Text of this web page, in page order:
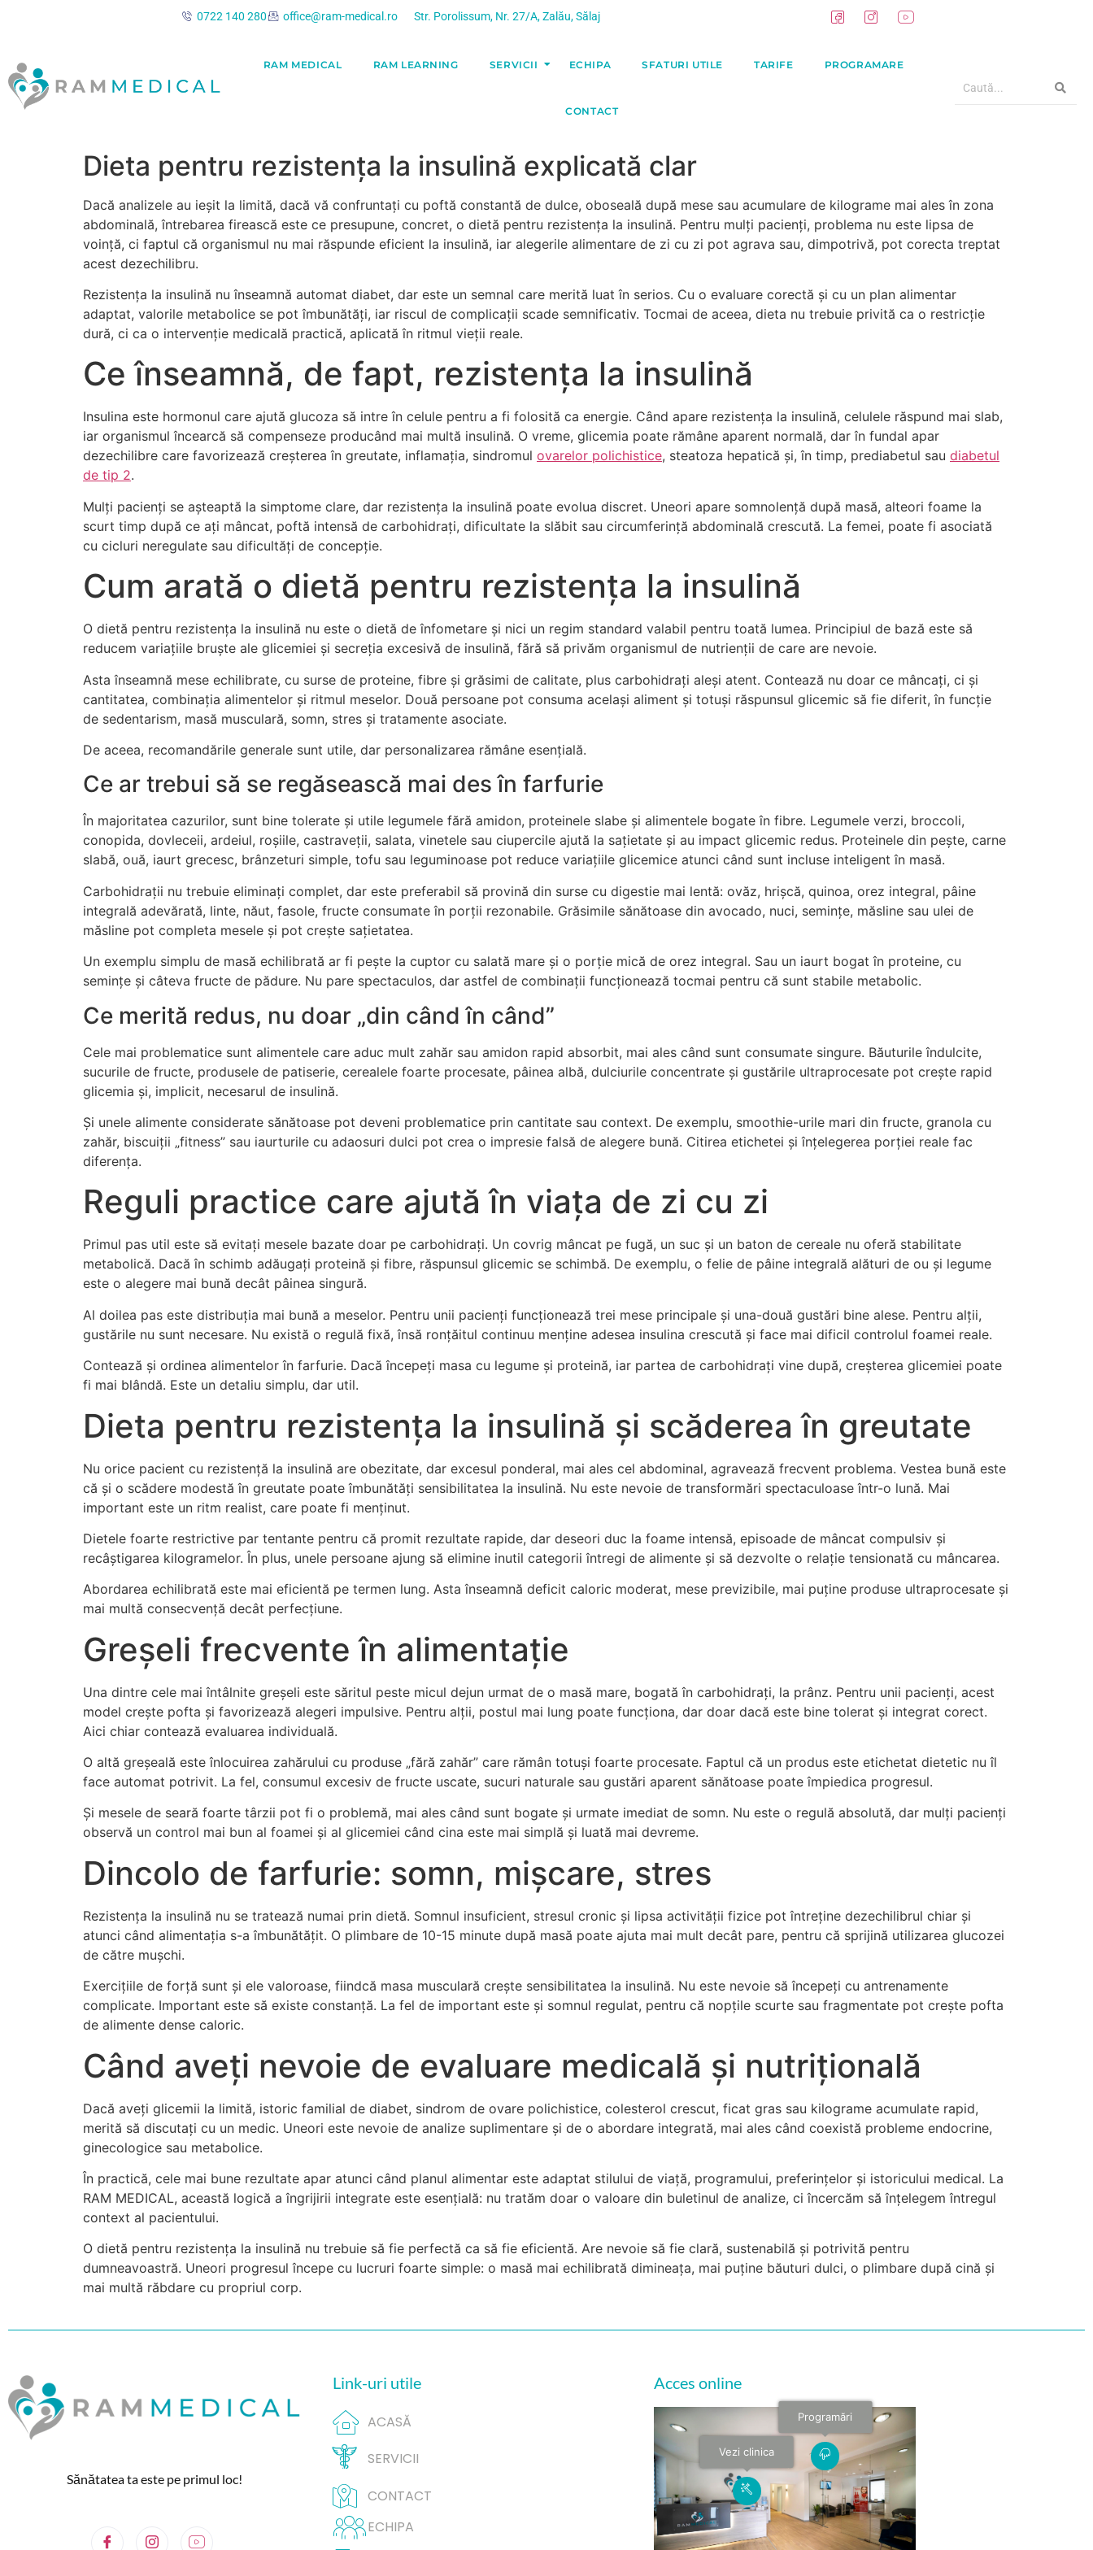
0722 140 280 office@ram-medical.ro Str. Porolissum, Nr. 27/A, Zalău, Sălaj
RAM MEDICAL RAM LEARNING SERVICII ECHIPA SFATURI UTILE TARIFE PROGRAMARE
CONTACT
Dieta pentru rezistența la insulină explicată clar
Dacă analizele au ieșit la limită, dacă vă confruntați cu poftă constantă de dulce, oboseală după mese sau acumulare de kilograme mai ales în zona
abdominală, întrebarea firească este ce presupune, concret, o dietă pentru rezistența la insulină. Pentru mulți pacienți, problema nu este lipsa de
voință, ci faptul că organismul nu mai răspunde eficient la insulină, iar alegerile alimentare de zi cu zi pot agrava sau, dimpotrivă, pot corecta treptat
acest dezechilibru.
Rezistența la insulină nu înseamnă automat diabet, dar este un semnal care merită luat în serios. Cu o evaluare corectă și cu un plan alimentar
adaptat, valorile metabolice se pot îmbunătăți, iar riscul de complicații scade semnificativ. Tocmai de aceea, dieta nu trebuie privită ca o restricție
dură, ci ca o intervenție medicală practică, aplicată în ritmul vieții reale.
Ce înseamnă, de fapt, rezistența la insulină
Insulina este hormonul care ajută glucoza să intre în celule pentru a fi folosită ca energie. Când apare rezistența la insulină, celulele răspund mai slab,
iar organismul încearcă să compenseze producând mai multă insulină. O vreme, glicemia poate rămâne aparent normală, dar în fundal apar
dezechilibre care favorizează creșterea în greutate, inflamația, sindromul ovarelor polichistice, steatoza hepatică și, în timp, prediabetul sau diabetul
de tip 2.
Mulți pacienți se așteaptă la simptome clare, dar rezistența la insulină poate evolua discret. Uneori apare somnolență după masă, alteori foame la
scurt timp după ce ați mâncat, poftă intensă de carbohidrați, dificultate la slăbit sau circumferință abdominală crescută. La femei, poate fi asociată
cu cicluri neregulate sau dificultăți de concepție.
Cum arată o dietă pentru rezistența la insulină
O dietă pentru rezistența la insulină nu este o dietă de înfometare și nici un regim standard valabil pentru toată lumea. Principiul de bază este să
reducem variațiile bruște ale glicemiei și secreția excesivă de insulină, fără să privăm organismul de nutrienții de care are nevoie.
Asta înseamnă mese echilibrate, cu surse de proteine, fibre și grăsimi de calitate, plus carbohidrați aleși atent. Contează nu doar ce mâncați, ci și
cantitatea, combinația alimentelor și ritmul meselor. Două persoane pot consuma același aliment și totuși răspunsul glicemic să fie diferit, în funcție
de sedentarism, masă musculară, somn, stres și tratamente asociate.
De aceea, recomandările generale sunt utile, dar personalizarea rămâne esențială.
Ce ar trebui să se regăsească mai des în farfurie
În majoritatea cazurilor, sunt bine tolerate și utile legumele fără amidon, proteinele slabe și alimentele bogate în fibre. Legumele verzi, broccoli,
conopida, dovleceii, ardeiul, roșiile, castraveții, salata, vinetele sau ciupercile ajută la sațietate și au impact glicemic redus. Proteinele din pește, carne
slabă, ouă, iaurt grecesc, brânzeturi simple, tofu sau leguminoase pot reduce variațiile glicemice atunci când sunt incluse inteligent în masă.
Carbohidrații nu trebuie eliminați complet, dar este preferabil să provină din surse cu digestie mai lentă: ovăz, hrișcă, quinoa, orez integral, pâine
integrală adevărată, linte, năut, fasole, fructe consumate în porții rezonabile. Grăsimile sănătoase din avocado, nuci, semințe, măsline sau ulei de
măsline pot completa mesele și pot crește sațietatea.
Un exemplu simplu de masă echilibrată ar fi pește la cuptor cu salată mare și o porție mică de orez integral. Sau un iaurt bogat în proteine, cu
semințe și câteva fructe de pădure. Nu pare spectaculos, dar astfel de combinații funcționează tocmai pentru că sunt stabile metabolic.
Ce merită redus, nu doar „din când în când”
Cele mai problematice sunt alimentele care aduc mult zahăr sau amidon rapid absorbit, mai ales când sunt consumate singure. Băuturile îndulcite,
sucurile de fructe, produsele de patiserie, cerealele foarte procesate, pâinea albă, dulciurile concentrate și gustările ultraprocesate pot crește rapid
glicemia și, implicit, necesarul de insulină.
Și unele alimente considerate sănătoase pot deveni problematice prin cantitate sau context. De exemplu, smoothie-urile mari din fructe, granola cu
zahăr, biscuiții „fitness” sau iaurturile cu adaosuri dulci pot crea o impresie falsă de alegere bună. Citirea etichetei și înțelegerea porției reale fac
diferența.
Reguli practice care ajută în viața de zi cu zi
Primul pas util este să evitați mesele bazate doar pe carbohidrați. Un covrig mâncat pe fugă, un suc și un baton de cereale nu oferă stabilitate
metabolică. Dacă în schimb adăugați proteină și fibre, răspunsul glicemic se schimbă. De exemplu, o felie de pâine integrală alături de ou și legume
este o alegere mai bună decât pâinea singură.
Al doilea pas este distribuția mai bună a meselor. Pentru unii pacienți funcționează trei mese principale și una-două gustări bine alese. Pentru alții,
gustările nu sunt necesare. Nu există o regulă fixă, însă ronțăitul continuu menține adesea insulina crescută și face mai dificil controlul foamei reale.
Contează și ordinea alimentelor în farfurie. Dacă începeți masa cu legume și proteină, iar partea de carbohidrați vine după, creșterea glicemiei poate
fi mai blândă. Este un detaliu simplu, dar util.
Dieta pentru rezistența la insulină și scăderea în greutate
Nu orice pacient cu rezistență la insulină are obezitate, dar excesul ponderal, mai ales cel abdominal, agravează frecvent problema. Vestea bună este
că și o scădere modestă în greutate poate îmbunătăți sensibilitatea la insulină. Nu este nevoie de transformări spectaculoase într-o lună. Mai
important este un ritm realist, care poate fi menținut.
Dietele foarte restrictive par tentante pentru că promit rezultate rapide, dar deseori duc la foame intensă, episoade de mâncat compulsiv și
recâștigarea kilogramelor. În plus, unele persoane ajung să elimine inutil categorii întregi de alimente și să dezvolte o relație tensionată cu mâncarea.
Abordarea echilibrată este mai eficientă pe termen lung. Asta înseamnă deficit caloric moderat, mese previzibile, mai puține produse ultraprocesate și
mai multă consecvență decât perfecțiune.
Greșeli frecvente în alimentație
Una dintre cele mai întâlnite greșeli este săritul peste micul dejun urmat de o masă mare, bogată în carbohidrați, la prânz. Pentru unii pacienți, acest
model crește pofta și favorizează alegeri impulsive. Pentru alții, postul mai lung poate funcționa, dar doar dacă este bine tolerat și integrat corect.
Aici chiar contează evaluarea individuală.
O altă greșeală este înlocuirea zahărului cu produse „fără zahăr” care rămân totuși foarte procesate. Faptul că un produs este etichetat dietetic nu îl
face automat potrivit. La fel, consumul excesiv de fructe uscate, sucuri naturale sau gustări aparent sănătoase poate împiedica progresul.
Și mesele de seară foarte târzii pot fi o problemă, mai ales când sunt bogate și urmate imediat de somn. Nu este o regulă absolută, dar mulți pacienți
observă un control mai bun al foamei și al glicemiei când cina este mai simplă și luată mai devreme.
Dincolo de farfurie: somn, mișcare, stres
Rezistența la insulină nu se tratează numai prin dietă. Somnul insuficient, stresul cronic și lipsa activității fizice pot întreține dezechilibrul chiar și
atunci când alimentația s-a îmbunătățit. O plimbare de 10-15 minute după masă poate ajuta mai mult decât pare, pentru că sprijină utilizarea glucozei
de către mușchi.
Exercițiile de forță sunt și ele valoroase, fiindcă masa musculară crește sensibilitatea la insulină. Nu este nevoie să începeți cu antrenamente
complicate. Important este să existe constanță. La fel de important este și somnul regulat, pentru că nopțile scurte sau fragmentate pot crește pofta
de alimente dense caloric.
Când aveți nevoie de evaluare medicală și nutrițională
Dacă aveți glicemii la limită, istoric familial de diabet, sindrom de ovare polichistice, colesterol crescut, ficat gras sau kilograme acumulate rapid,
merită să discutați cu un medic. Uneori este nevoie de analize suplimentare și de o abordare integrată, mai ales când coexistă probleme endocrine,
ginecologice sau metabolice.
În practică, cele mai bune rezultate apar atunci când planul alimentar este adaptat stilului de viață, programului, preferințelor și istoricului medical. La
RAM MEDICAL, această logică a îngrijirii integrate este esențială: nu tratăm doar o valoare din buletinul de analize, ci încercăm să înțelegem întregul
context al pacientului.
O dietă pentru rezistența la insulină nu trebuie să fie perfectă ca să fie eficientă. Are nevoie să fie clară, sustenabilă și potrivită pentru
dumneavoastră. Uneori progresul începe cu lucruri foarte simple: o masă mai echilibrată dimineața, mai puține băuturi dulci, o plimbare după cină și
mai multă răbdare cu propriul corp.
Sănătatea ta este pe primul loc!
Link-uri utile
ACASĂ
SERVICII
CONTACT
ECHIPA
Acces online
Vezi clinica
Programări